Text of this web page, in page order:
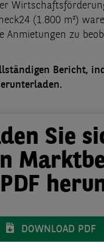
(1.800 m²)
Anmietungen zu
Bericht,
Sie
DOWNLOAD PDF